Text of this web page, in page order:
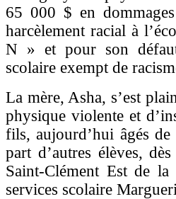
65 000 $ en
harcèlement racial à
N » et pour son
scolaire exempt de
La mère, Asha, s’est
physique violente et
fils, aujourd’hui âgés
part d’autres élèves,
Saint-Clément Est de
services scolaire